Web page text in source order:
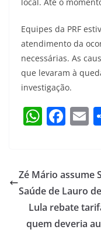
Equipes da PRF
atendimento da
necessárias. As
que levaram à
investigação.
W
s
A
p
p
F
e
b
o
o
E
l
Zé Mário assume
Saúde de Lauro
Lula rebate
quem deveria